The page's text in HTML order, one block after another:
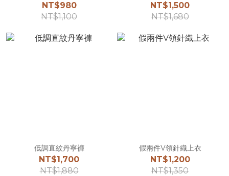
NT$980
NT$1,100
NT$1,500
NT$1,680
低調直紋丹寧褲
NT$1,700
NT$1,880
假兩件V領針織上衣
NT$1,200
NT$1,350